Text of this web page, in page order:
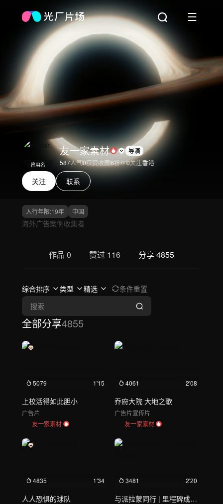
曾用名
友一家素材
导演
587人气0获赞收藏6粉丝0关注香港
关注 联系
入行年限:19年 中国
海外广告案例收集者
作品 0 赞过 116 分享4855
综合排序 类型 精选 条件重置
全部分享4855
5079 1'15
上校活得如此胆小
广告片
友一家素材
4061 2'08
乔府大院 大地之歌
广告片宣传片
友一家素材
4835 1'34
人人恐惧的球队
3481 2'20
与派拉蒙同行 | 里程碑成为里程